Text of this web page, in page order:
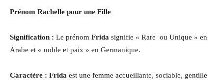
Prénom Rachelle pour une Fille
Signification : Le prénom Frida signifie « Rare ou Unique » en
Arabe et « noble et paix » en Germanique.
Caractère : Frida est une femme accueillante, sociable, gentille